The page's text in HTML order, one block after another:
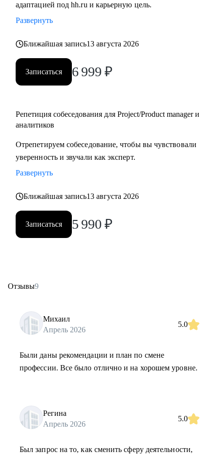
адаптацией под hh.ru и карьерную цель.
Развернуть
Ближайшая запись13 августа 2026
Записаться 6 999 ₽
Репетиция собеседования для Project/Product manager и
аналитиков
Отрепетируем собеседование, чтобы вы чувствовали
уверенность и звучали как эксперт.
Развернуть
Ближайшая запись13 августа 2026
Записаться 5 990 ₽
Отзывы9
Михаил
Апрель 2026
5.0
Были даны рекомендации и план по смене
профессии. Все было отлично и на хорошем уровне.
Регина
Апрель 2026
5.0
Был запрос на то, как сменить сферу деятельности,